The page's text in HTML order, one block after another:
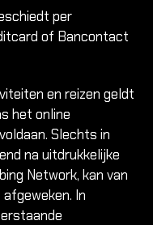
per
of Bancontact
en reizen geldt
het online
Slechts in
na uitdrukkelijke
Network, kan van
In